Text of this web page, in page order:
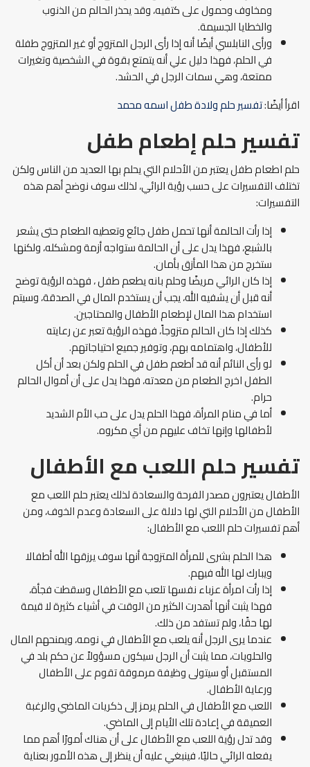
ومخاوف وحمول على كتفيه، وقد يحذر الحالم من الذنوب
والخطايا الجسيمة.
ورأى النابلسي أيضًا أنه إذا رأى الرجل المتزوج أو غير المتزوج طفلة
في الحلم، فهذا دليل علي أنه يتمتع بقوة في الشخصية وتغيرات
ممتعة، وهي سمات الرجل في الحشد.
اقرأ أيضًا:تفسير حلم ولادة طفل اسمه محمد
تفسير حلم إطعام طفل
حلم اطعام طفل يعتبر من الأحلام التي يحلم بها العديد من الناس ولكن
تختلف التفسيرات على حسب رؤية الرائي، لذلك سوف نوضح أهم هذه
التفسيرات:
إذا رأت الحالمة أنها تحمل طفل جائع وتعطيه الطعام حتى يشعر
بالشبع، فهذا يدل على أن الحالمة ستواجه أزمة ومشكله، ولكنها
ستخرج من هذا المأزق بأمان.
إذا كان الرائي مريضًا وحلم بانه يطعم طفل ، فهذه الرؤية توضح
أنه قبل أن يشفيه الله، يجب أن يستخدم المال في الصدقة، وسيتم
استخدام هذا المال لإطعام الأطفال والمحتاجين.
كذلك إذا كان الحالم متزوجاً، فهذه الرؤية تعبر عن رعايته
للأطفال، واهتمامه بهم، وتوفير جميع احتياجاتهم.
لو رأى النائم أنه قد أطعم طفل في الحلم ولكن بعد أن أكل
الطفل اخرج الطعام من معدته، فهذا يدل على أن أموال الحالم
حرام.
أما في منام المرأة، فهذا الحلم يدل على حب الأم الشديد
لأطفالها وإنها تخاف عليهم من أي مكروه.
تفسير حلم اللعب مع الأطفال
الأطفال يعتبرون مصدر الفرحة والسعادة لذلك يعتبر حلم اللعب مع
الأطفال من الأحلام التي لها دلالة على السعادة وعدم الخوف، ومن
أهم تفسيرات حلم اللعب مع الأطفال:
هذا الحلم بشرى للمرأة المتزوجة أنها سوف يرزقها الله أطفالا
ويبارك لها الله فيهم.
إذا رأت امرأة عزباء نفسها تلعب مع الأطفال وسقطت فجأة،
فهذا يثبت أنها أهدرت الكثير من الوقت في أشياء كثيرة لا قيمة
لها حقًا، ولم تستفد من ذلك.
عندما يرى الرجل أنه يلعب مع الأطفال في نومه، ويمنحهم المال
والحلويات، مما يثبت أن الرجل سيكون مسؤولاً عن حكم بلد في
المستقبل أو سيتولى وظيفة مرموقة تقوم على الأطفال
ورعاية الأطفال.
اللعب مع الأطفال في الحلم يرمز إلى ذكريات الماضي والرغبة
العميقة في إعادة تلك الأيام إلى الماضي.
وقد تدل رؤية اللعب مع الأطفال على أن هناك أمورًا أهم مما
يفعله الرائي حاليًا، فينبغي عليه أن ينظر إلى هذه الأمور بعناية